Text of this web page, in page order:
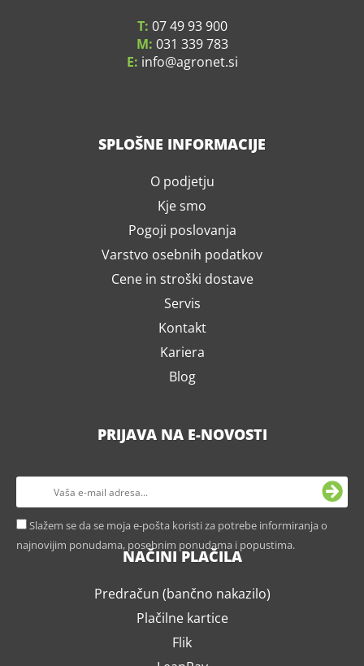
T: 07 49 93 900
M: 031 339 783
E: info agronet.si
SPLOŠNE INFORMACIJE
O podjetju
Kje smo
Pogoji poslovanja
Varstvo osebnih podatkov
Cene in stroški dostave
Servis
Kontakt
Kariera
Blog
PRIJAVA NA E-NOVOSTI
Slažem se da se moja e-pošta koristi za potrebe informiranja o
najnovijim ponudama, posebnim ponudama i popustima.
NAČINI PLAČILA
Predračun (bančno nakazilo)
Plačilne kartice
Flik